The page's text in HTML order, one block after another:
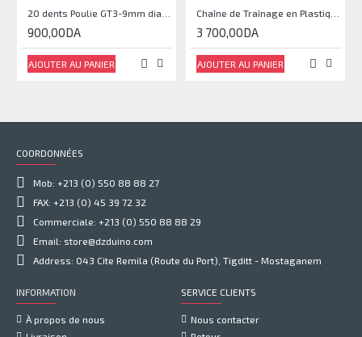
900,00DA
AJOUTER AU PANIER
3 700,00DA
AJOUTER AU PANIER
COORDONNÉES
Mob: +213 (0) 550 88 88 27
FAX: +213 (0) 45 39 72 32
Commerciale: +213 (0) 550 88 88 29
Email: store@dzduino.com
Address: 043 Cite Remila (Route du Port), Tigditt - Mostaganem
INFORMATION
À propos de nous
SERVICE CLIENTS
Nous contacter